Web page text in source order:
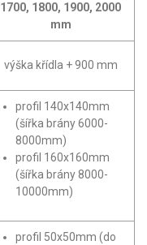
1700, 1800, 1900, 2000
mm
výška křídla + 900 mm
profil 140x140mm
(šířka brány 6000-
8000mm)
profil 160x160mm
(šířka brány 8000-
10000mm)
profil 50x50mm (do